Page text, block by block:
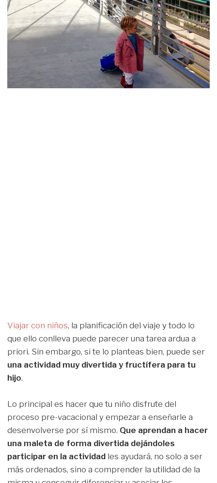
Viajar con niños, la planificación del viaje y todo lo
que ello conlleva puede parecer una tarea ardua a
priori. Sin embargo, si te lo planteas bien, puede ser
una actividad muy divertida y fructífera para tu
hijo.
Lo principal es hacer que tu niño disfrute del
proceso pre-vacacional y empezar a enseñarle a
desenvolverse por sí mismo. Que aprendan a hacer
una maleta de forma divertida dejándoles
participar en la actividad les ayudará, no solo a ser
más ordenados, sino a comprender la utilidad de la